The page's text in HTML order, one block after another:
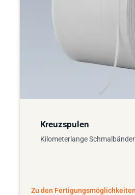
Kreuzspulen
Kilometerlange Schmalbänder
Zu den Fertigungsmöglichkeiten